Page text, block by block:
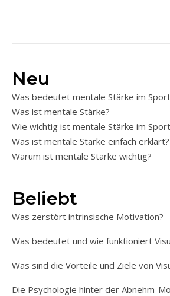
Neu
Was bedeutet mentale Stärke im
Was ist mentale Stärke?
Wie wichtig ist mentale Stärke im
Was ist mentale Stärke einfach erklärt?
Warum ist mentale Stärke wichtig?
Beliebt
Was zerstört intrinsische Motivation?
Was bedeutet und wie funktioniert
Was sind die Vorteile und Ziele von
Die Psychologie hinter der Abnehm-